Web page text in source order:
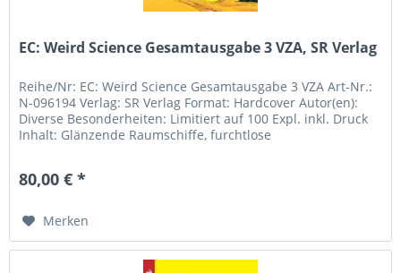
EC: Weird Science Gesamtausgabe 3 VZA, SR Verlag
Reihe/Nr: EC: Weird Science Gesamtausgabe 3 VZA Art-Nr.:
N-096194 Verlag: SR Verlag Format: Hardcover Autor(en):
Diverse Besonderheiten: Limitiert auf 100 Expl. inkl. Druck
Inhalt: Glänzende Raumschiffe, furchtlose
80,00 € *
Merken